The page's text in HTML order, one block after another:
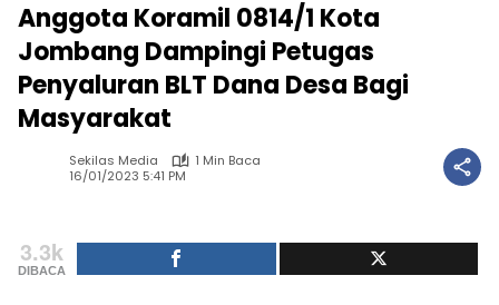
Anggota Koramil 0814/1 Kota
Jombang Dampingi Petugas
Penyaluran BLT Dana Desa Bagi
Masyarakat
Sekilas Media
1 Min Baca
16/01/2023 5:41 PM
3.3k
DIBACA